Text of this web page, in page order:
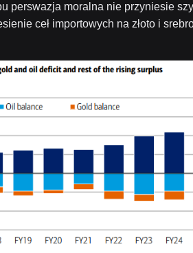
perswazja moralna nie przyniesie
ceł importowych na złoto i